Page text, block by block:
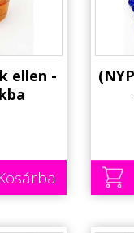
ellen -
LED
-